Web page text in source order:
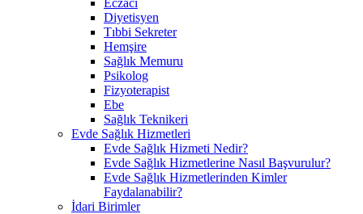
Diyetisyen
Tıbbi Sekreter
Hemşire
Sağlık Memuru
Psikolog
Fizyoterapist
Ebe
Sağlık Teknikeri
Evde Sağlık Hizmetleri
Evde Sağlık Hizmeti Nedir?
Evde Sağlık Hizmetlerine Nasıl Başvurulur?
Evde Sağlık Hizmetlerinden Kimler
Faydalanabilir?
İdari Birimler